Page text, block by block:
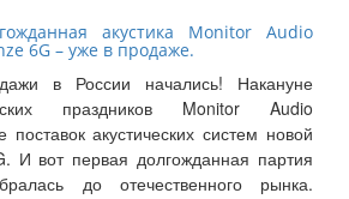
акустика Monitor Audio
6G – уже в продаже.
в России начались! Накануне
праздников Monitor Audio
акустических систем новой
И вот первая долгожданная партия
до отечественного рынка.